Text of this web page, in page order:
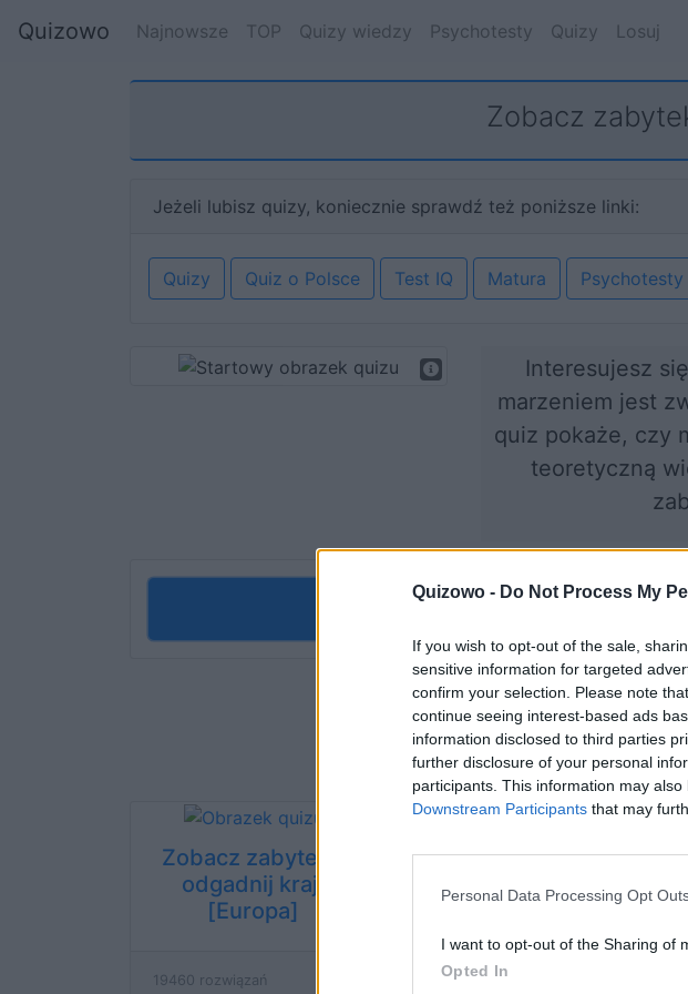
Quizowo - Do Not Process My
If you wish to opt-out of the sale,
sensitive information for targeted
confirm your selection. Please note
continue seeing interest-based ads
information disclosed to third parties
further disclosure of your personal
participants. This information may
Downstream Participants that may
Personal Data Processing Opt
I want to opt-out of the Sharing of
Opted In
Quizowo Najnowsze TOP Quizy wiedzy Psychotesty Quizy Losuj
Zobacz
Jeżeli lubisz quizy, koniecznie sprawdź też poniższe linki:
Quizy Quiz o Polsce Test IQ Matura Psychotesty
Interesujesz
marzeniem jest
quiz pokaże, czy
teoretyczną
Rozpocznij quiz
Zobacz zabytek -
odgadnij kraj!
[Europa]
19460 rozwiązań
Zobacz zabytek,
odgadnij miasto -
13991 rozwiązań